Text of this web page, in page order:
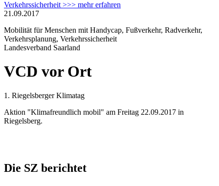
Verkehrssicherheit >>> mehr erfahren
21.09.2017
Mobilität für Menschen mit Handycap, Fußverkehr, Radverkehr,
Verkehrsplanung, Verkehrssicherheit
Landesverband Saarland
VCD vor Ort
1. Riegelsberger Klimatag
Aktion "Klimafreundlich mobil" am Freitag 22.09.2017 in
Riegelsberg.
Die SZ berichtet